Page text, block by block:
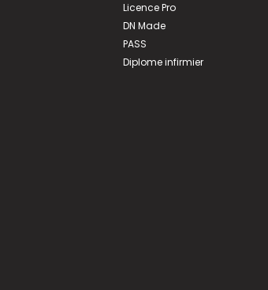
Licence Pro
DN Made
PASS
Diplome infirmier